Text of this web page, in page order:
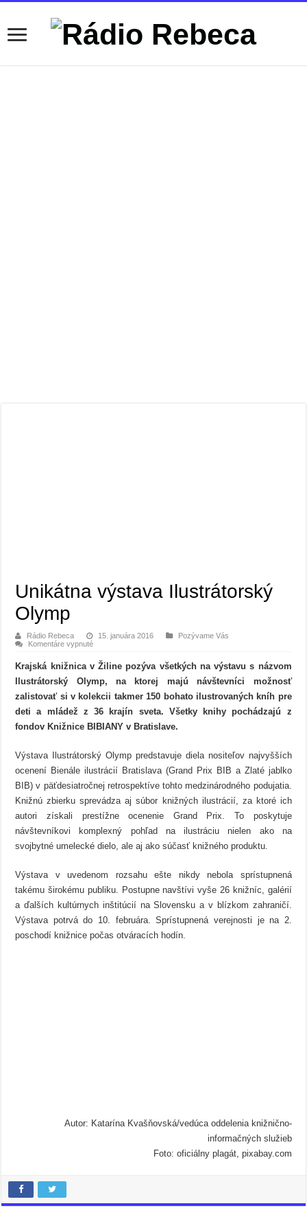
Unikátna výstava Ilustrátorský
Olymp
Rádio Rebeca 15. januára 2016
Pozývame Vás
Komentáre vypnuténa
výstava
Ilustrátorský
Krajská knižnica v Žiline pozýva všetkých na výstavu s názvom
Ilustrátorský Olymp, na ktorej majú návštevníci možnosť
zalistovať si v kolekcii takmer 150 bohato ilustrovaných kníh pre
deti a mládež z 36 krajín sveta. Všetky knihy pochádzajú z
fondov Knižnice BIBIANY v Bratislave.
Výstava Ilustrátorský Olymp predstavuje diela nositeľov najvyšších
ocenení Bienále ilustrácií Bratislava (Grand Prix BIB a Zlaté jablko
BIB) v päťdesiatročnej retrospektíve tohto medzinárodného podujatia.
Knižnú zbierku sprevádza aj súbor knižných ilustrácií, za ktoré ich
autori získali prestížne ocenenie Grand Prix. To poskytuje
návštevníkovi komplexný pohľad na ilustráciu nielen ako na
svojbytné umelecké dielo, ale aj ako súčasť knižného produktu.
Výstava v uvedenom rozsahu ešte nikdy nebola sprístupnená
takému širokému publiku. Postupne navštívi vyše 26 knižníc, galérií
a ďalších kultúrnych inštitúcií na Slovensku a v blízkom zahraničí.
Výstava potrvá do 10. februára. Sprístupnená verejnosti je na 2.
poschodí knižnice počas otváracích hodín.
Autor: Katarína Kvašňovská/vedúca oddelenia knižnično-
informačných služieb
Foto: oficiálny plagát, pixabay.com